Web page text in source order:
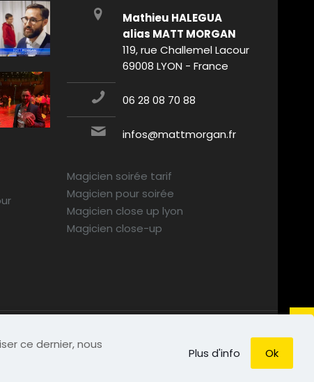
Mathieu HALEGUA
alias MATT MORGAN
119, rue Challemel Lacour
69008 LYON - France
06 28 08 70 88
infos@mattmorgan.fr
Magicien soirée tarif
Magicien pour soirée
Magicien close up lyon
Magicien close-up
ce dernier, nous
Plus d'info Ok